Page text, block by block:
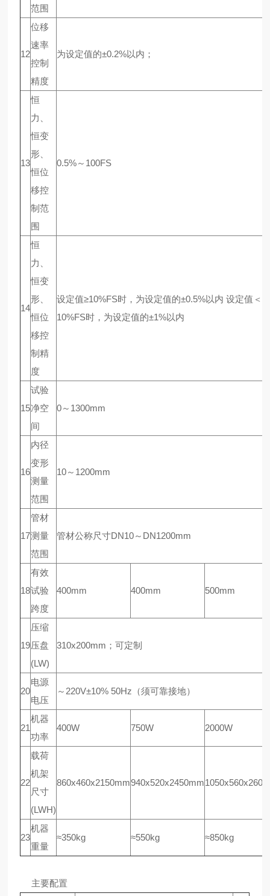
范围
12
位移
速率
控制
精度
为设定值的±0.2%以内；
13
恒
力、
恒变
形、
恒位
移控
制范
围
0.5%～100FS
14
恒
力、
恒变
形、
恒位
移控
制精
度
设定值≥10%FS时，为设定值的±0.5%以内 设定值＜
10%FS时，为设定值的±1%以内
15
试验
净空
间
0～1300mm
16
内径
变形
测量
范围
10～1200mm
17
管材
测量
范围
管材公称尺寸DN10～DN1200mm
18
有效
试验
跨度
400mm 400mm 500mm
19
压缩
压盘
(LW)
310x200mm；可定制
20
电源
电压
～220V±10% 50Hz（须可靠接地）
21
机器
功率
400W 750W 2000W
22
载荷
机架
尺寸
(LWH)
860x460x2150mm940x520x2450mm
23
机器
重量
≈350kg ≈550kg ≈850kg
主要配置